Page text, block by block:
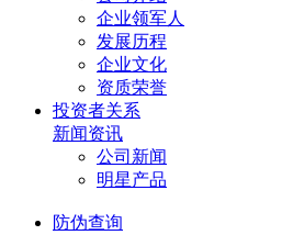
企业领军人
发展历程
企业文化
资质荣誉
投资者关系
新闻资讯
公司新闻
明星产品
防伪查询